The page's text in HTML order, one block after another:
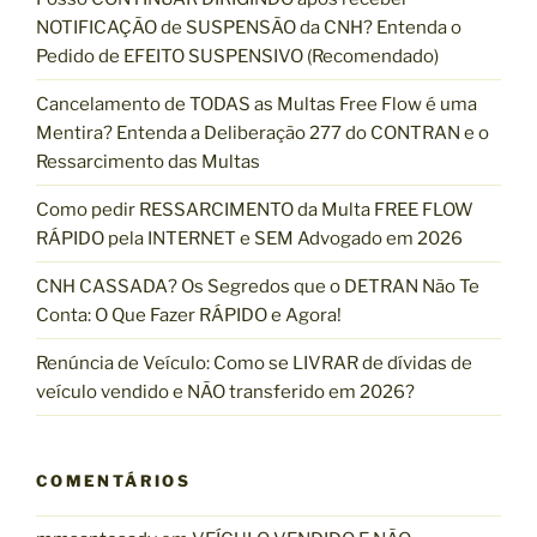
T
R
E
G
A
D
A
D
O
C
U
M
E
N
Ç
Ã
a
r
NOTIFICAÇÃO de SUSPENSÃO da CNH? Entenda o
Pedido de EFEITO SUSPENSIVO (Recomendado)
Cancelamento de TODAS as Multas Free Flow é uma
Mentira? Entenda a Deliberação 277 do CONTRAN e o
Ressarcimento das Multas
Como pedir RESSARCIMENTO da Multa FREE FLOW
RÁPIDO pela INTERNET e SEM Advogado em 2026
CNH CASSADA? Os Segredos que o DETRAN Não Te
Conta: O Que Fazer RÁPIDO e Agora!
Renúncia de Veículo: Como se LIVRAR de dívidas de
veículo vendido e NÃO transferido em 2026?
COMENTÁRIOS